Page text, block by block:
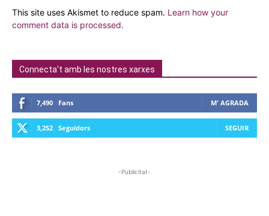
This site uses Akismet to reduce spam. Learn how your
comment data is processed.
Connecta't amb les nostres xarxes
7,490 Fans M' AGRADA
3,252 Seguidors SEGUIR
-Publicitat-